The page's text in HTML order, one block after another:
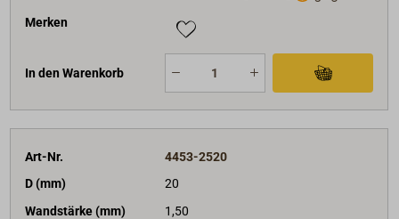
Merken
In den Warenkorb
Art-Nr.
4453-2520
D (mm)
20
Wandstärke (mm)
1,50